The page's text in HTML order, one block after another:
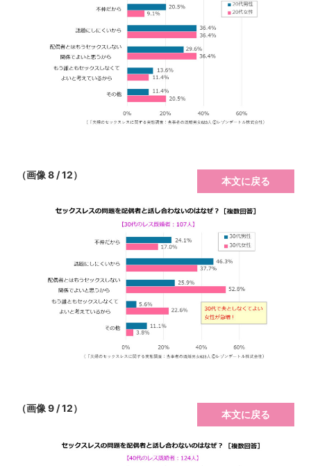
（画像 8 / 12）
本文に戻る
（画像 9 / 12）
本文に戻る